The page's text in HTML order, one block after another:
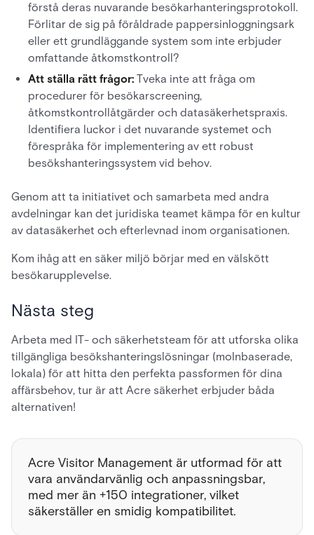
förstå deras nuvarande besökarhanteringsprotokoll.
Förlitar de sig på föråldrade pappersinloggningsark
eller ett grundläggande system som inte erbjuder
omfattande åtkomstkontroll?
Att ställa rätt frågor: Tveka inte att fråga om
procedurer för besökarscreening,
åtkomstkontrollåtgärder och datasäkerhetspraxis.
Identifiera luckor i det nuvarande systemet och
förespråka för implementering av ett robust
besökshanteringssystem vid behov.
Genom att ta initiativet och samarbeta med andra
avdelningar kan det juridiska teamet kämpa för en kultur
av datasäkerhet och efterlevnad inom organisationen.
Kom ihåg att en säker miljö börjar med en välskött
besökarupplevelse.
Nästa steg
Arbeta med IT- och säkerhetsteam för att utforska olika
tillgängliga besökshanteringslösningar (molnbaserade,
lokala) för att hitta den perfekta passformen för dina
affärsbehov, tur är att Acre säkerhet erbjuder båda
alternativen!
Acre Visitor Management är utformad för att
vara användarvänlig och anpassningsbar,
med mer än +150 integrationer, vilket
säkerställer en smidig kompatibilitet.